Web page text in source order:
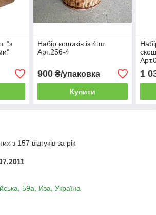
"з
Набір кошиків із 4шт.
Арт.256-4
900₴/упаковка
Купити
1
з 157 відгуків за рік
59а, Иза, Україна